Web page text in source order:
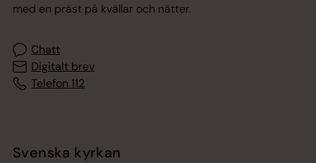
med en präst på kvällar och nätter.
Chatt
Digitalt brev
Telefon 112
Svenska kyrkan